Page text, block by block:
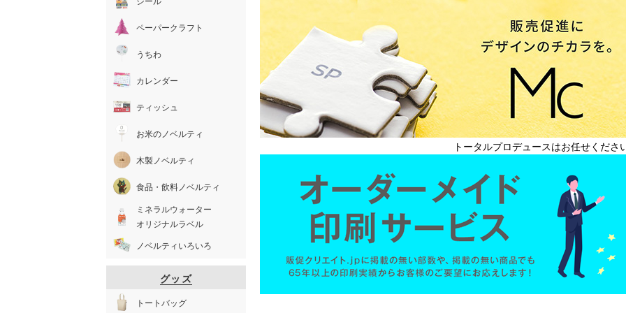
ペーパークラフト
うちわ
カレンダー
ティッシュ
お米のノベルティ
木製ノベルティ
食品・飲料ノベルティ
ミネラルウォーター
オリジナルラベル
ノベルティいろいろ
グッズ
トートバッグ
トータルプロデュースはお任せくださ